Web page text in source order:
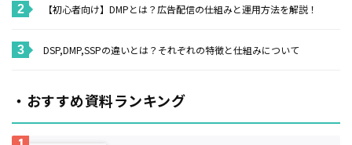
【初心者向け】DMPとは？広告配信の仕組みと運用方法を解説！
DSP,DMP,SSPの違いとは？それぞれの特徴と仕組みについて
・おすすめ資料ランキング